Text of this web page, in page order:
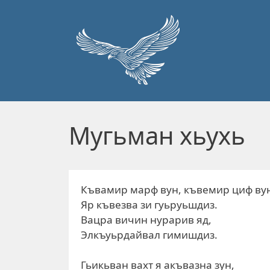
Мугьман хьухь
Къвамир марф вун, къвемир циф
Яр къвезва зи гуьруьшдиз.
Вацра вичин нурарив яд,
Элкъуьрдайвал гимишдиз.
Гьикьван вахт я акъвазна зун,